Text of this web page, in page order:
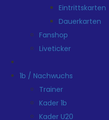
Eintrittskarten
Dauerkarten
Fanshop
Liveticker
1b / Nachwuchs
Trainer
Kader 1b
Kader U20